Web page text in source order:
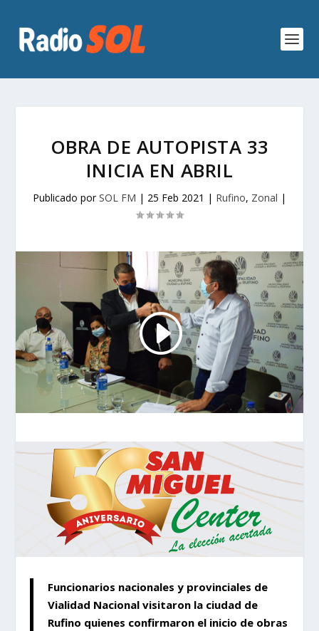
OBRA DE AUTOPISTA 33
INICIA EN ABRIL
Publicado porSOL FM | 25 Feb 2021 | Rufino, Zonal |
Funcionarios nacionales y provinciales de
Vialidad Nacional visitaron la ciudad de
Rufino quienes confirmaron el inicio de obras